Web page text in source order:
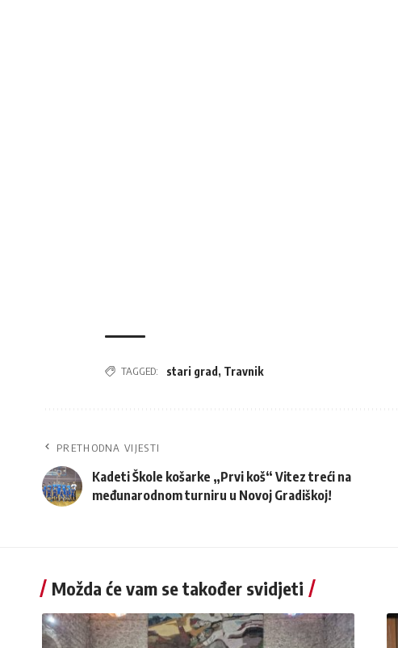
TAGGED: stari grad , Travnik
PRETHODNA VIJESTI
Kadeti Škole košarke „Prvi koš“ Vitez treći na
međunarodnom turniru u Novoj Gradiškoj!
Možda će vam se također svidjeti